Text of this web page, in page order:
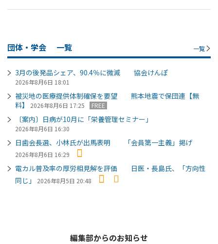
団体・学会 一覧 一覧
3月の後発品シェア、90.4％に微減 協会けんぽ
2026年8月6日 18:01
被災地の医療提供体制確保を要望 熊本地震で保団連【無
料】
2026年8月6日 17:25 FREE
〔案内〕日病が10月に「栄養管理セミナー」
2026年8月6日 16:30
日歯会長選、小林氏が出馬表明 「会員第一主義」掲げ
2026年8月6日 16:29
電カル普及率の厚労相見解を評価 日医・長島氏、「方向性
同じ」
2026年8月5日 20:48
編集部からのお知らせ